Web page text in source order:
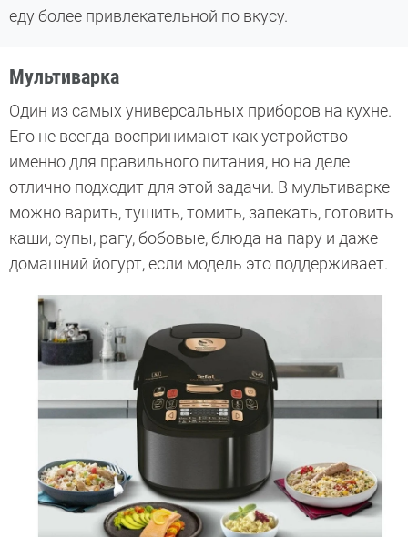
еду более привлекательной по вкусу.
Мультиварка
Один из самых универсальных приборов на кухне.
Его не всегда воспринимают как устройство
именно для правильного питания, но на деле
отлично подходит для этой задачи. В мультиварке
можно варить, тушить, томить, запекать, готовить
каши, супы, рагу, бобовые, блюда на пару и даже
домашний йогурт, если модель это поддерживает.